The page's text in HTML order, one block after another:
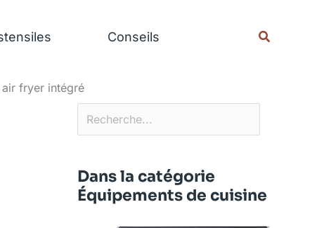
Conseils
fryer intégré
Dans la catégorie
Équipements de cuisine